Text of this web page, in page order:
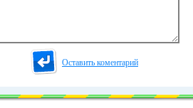
Оставить коментарий